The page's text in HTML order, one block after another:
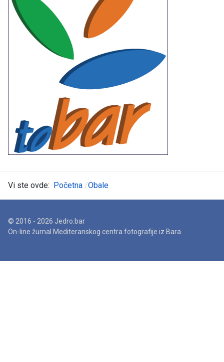
Vi ste ovde: Početna Obale
© 2016 - 2026 Jedro.bar
On-line žurnal Mediteranskog centra fotografije iz Bara